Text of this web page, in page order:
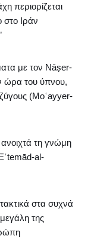
περιορίζεται
στο Ιράν
με τον Nāṣer-
ώρα του ύπνου,
(Moʿayyer-
τη γνώμη
al-
στα συχνά
της